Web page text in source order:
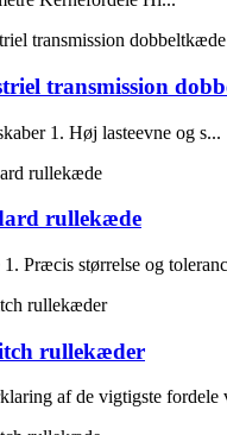
transmission
1. Høj lasteevne og s...
rullekæde
Præcis størrelse og
rullekæder
af de vigtigste fordele